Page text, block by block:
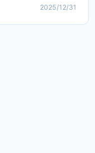
2025/12/31